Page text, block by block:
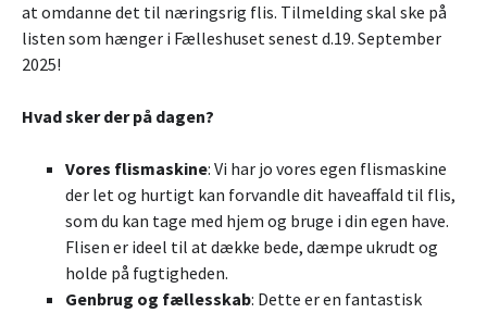
at omdanne det til næringsrig flis. Tilmelding skal ske på
listen som hænger i Fælleshuset senest d.19. September
2025!
Hvad sker der på dagen?
Vores flismaskine: Vi har jo vores egen flismaskine
der let og hurtigt kan forvandle dit haveaffald til flis,
som du kan tage med hjem og bruge i din egen have.
Flisen er ideel til at dække bede, dæmpe ukrudt og
holde på fugtigheden.
Genbrug og fællesskab: Dette er en fantastisk